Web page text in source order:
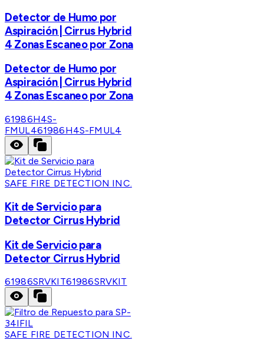
Detector de Humo por
Aspiración | Cirrus Hybrid
4 Zonas Escaneo por Zona
Detector de Humo por
Aspiración | Cirrus Hybrid
4 Zonas Escaneo por Zona
61986H4S-
FMUL461986H4S-FMUL4
SAFE FIRE DETECTION INC.
Kit de Servicio para
Detector Cirrus Hybrid
Kit de Servicio para
Detector Cirrus Hybrid
61986SRVKIT61986SRVKIT
SAFE FIRE DETECTION INC.